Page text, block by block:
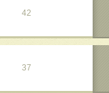
42
37